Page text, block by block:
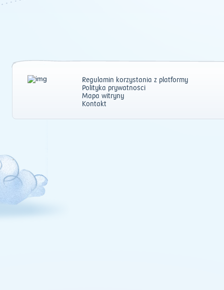
Regulamin korzystania z platformy
Polityka prywatności
Mapa witryny
Kontakt